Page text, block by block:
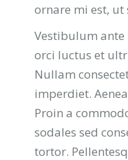
ornare mi est, ut
Vestibulum
orci luctus et
Nullam
imperdiet.
Proin a
sodales sed
tortor.